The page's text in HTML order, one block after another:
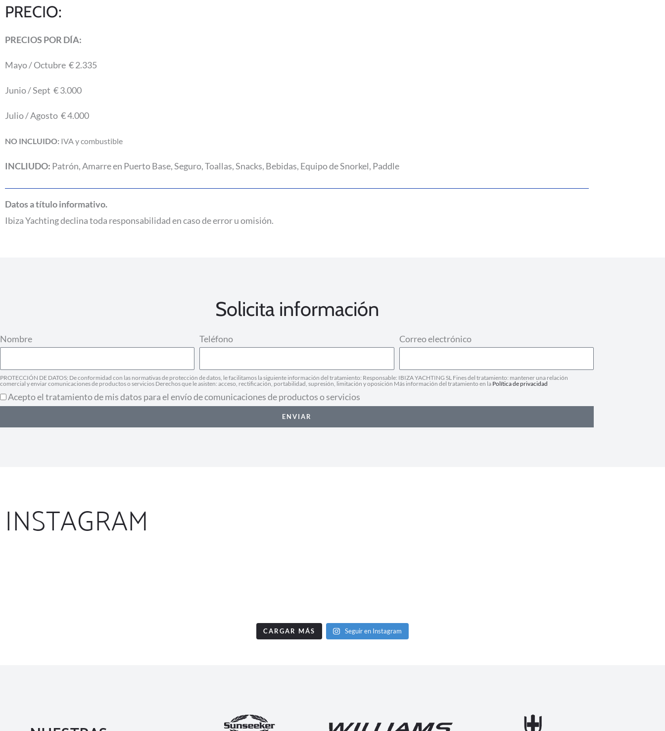
PRECIO:
PRECIOS POR DÍA:
Mayo / Octubre € 2.335
Junio / Sept € 3.000
Julio / Agosto € 4.000
NO INCLUIDO: IVA y combustible
INCLIUDO: Patrón, Amarre en Puerto Base, Seguro, Toallas, Snacks, Bebidas, Equipo de Snorkel, Paddle
Datos a título informativo.
Ibiza Yachting declina toda responsabilidad en caso de error u omisión.
Solicita información
Nombre Teléfono Correo electrónico
PROTECCIÓN DE DATOS: De conformidad con las normativas de protección de datos, le facilitamos la siguiente información del tratamiento: Responsable: IBIZA YACHTING SL Fines del tratamiento: mantener una relación
comercial y enviar comunicaciones de productos o servicios Derechos que le asisten: acceso, rectificación, portabilidad, supresión, limitación y oposición Más información del tratamiento en la Política de privacidad
Acepto el tratamiento de mis datos para el envío de comunicaciones de productos o servicios
ENVIAR
INSTAGRAM
CARGAR MÁS Seguir en Instagram